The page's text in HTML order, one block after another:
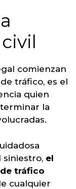
comienzan
tráfico, es el
quien
la
siniestro, el
tráfico
cualquier